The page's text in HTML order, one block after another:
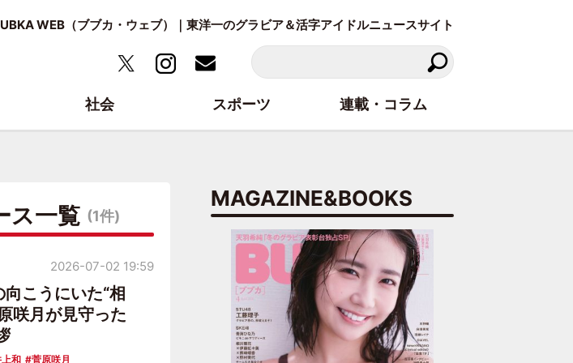
WEB（ブブカ・ウェブ）｜東洋一のグラビア＆活字アイドルニュースサイト
ス一覧 (1件)
こうにいた“相
咲月が見守った
和 菅原咲月
2026-07-02 19:59
MAGAZINE&BOOKS
社会 スポーツ 連載・コラム